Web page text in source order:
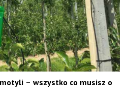
– wszystko co musisz o